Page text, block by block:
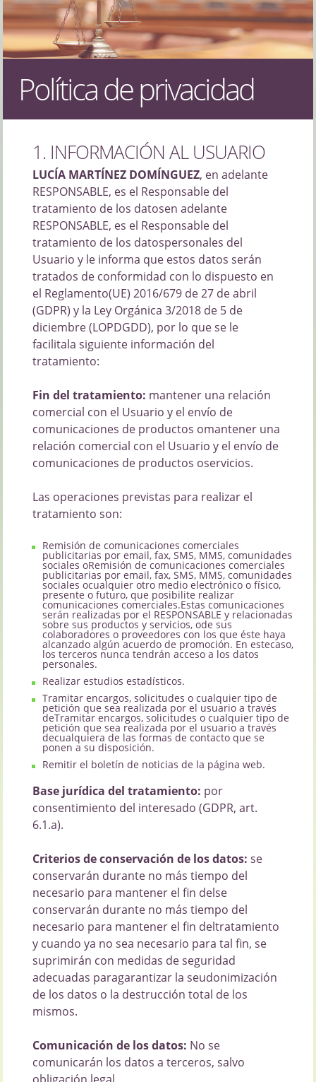
Política de privacidad
1. INFORMACIÓN AL USUARIO
LUCÍA MARTÍNEZ DOMÍNGUEZ, en adelante
RESPONSABLE, es el Responsable del
tratamiento de los datosen adelante
RESPONSABLE, es el Responsable del
tratamiento de los datospersonales del
Usuario y le informa que estos datos serán
tratados de conformidad con lo dispuesto en
el Reglamento(UE) 2016/679 de 27 de abril
(GDPR) y la Ley Orgánica 3/2018 de 5 de
diciembre (LOPDGDD), por lo que se le
facilitala siguiente información del
tratamiento:
Fin del tratamiento: mantener una relación
comercial con el Usuario y el envío de
comunicaciones de productos omantener una
relación comercial con el Usuario y el envío de
comunicaciones de productos oservicios.
Las operaciones previstas para realizar el
tratamiento son:
Remisión de comunicaciones comerciales
publicitarias por email, fax, SMS, MMS, comunidades
sociales oRemisión de comunicaciones comerciales
publicitarias por email, fax, SMS, MMS, comunidades
sociales ocualquier otro medio electrónico o físico,
presente o futuro, que posibilite realizar
comunicaciones comerciales.Estas comunicaciones
serán realizadas por el RESPONSABLE y relacionadas
sobre sus productos y servicios, ode sus
colaboradores o proveedores con los que éste haya
alcanzado algún acuerdo de promoción. En estecaso,
los terceros nunca tendrán acceso a los datos
personales.
Realizar estudios estadísticos.
Tramitar encargos, solicitudes o cualquier tipo de
petición que sea realizada por el usuario a través
deTramitar encargos, solicitudes o cualquier tipo de
petición que sea realizada por el usuario a través
decualquiera de las formas de contacto que se
ponen a su disposición.
Remitir el boletín de noticias de la página web.
Base jurídica del tratamiento: por
consentimiento del interesado (GDPR, art.
6.1.a).
Criterios de conservación de los datos: se
conservarán durante no más tiempo del
necesario para mantener el fin delse
conservarán durante no más tiempo del
necesario para mantener el fin deltratamiento
y cuando ya no sea necesario para tal fin, se
suprimirán con medidas de seguridad
adecuadas paragarantizar la seudonimización
de los datos o la destrucción total de los
mismos.
Comunicación de los datos: No se
comunicarán los datos a terceros, salvo